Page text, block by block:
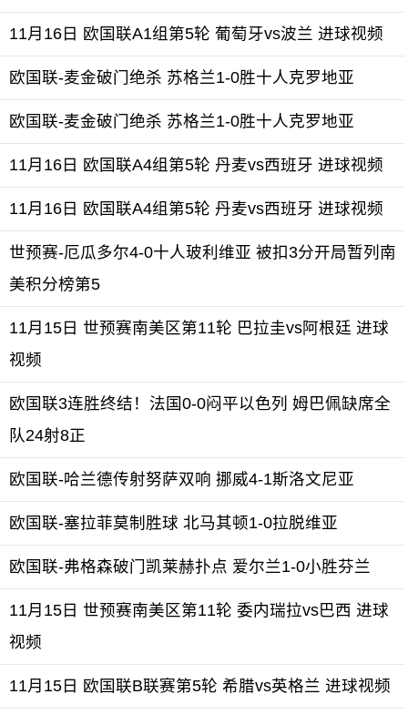
11月16日 欧国联A1组第5轮 葡萄牙vs波兰 进球视频
欧国联-麦金破门绝杀 苏格兰1-0胜十人克罗地亚
欧国联-麦金破门绝杀 苏格兰1-0胜十人克罗地亚
11月16日 欧国联A4组第5轮 丹麦vs西班牙 进球视频
11月16日 欧国联A4组第5轮 丹麦vs西班牙 进球视频
世预赛-厄瓜多尔4-0十人玻利维亚 被扣3分开局暂列南
美积分榜第5
11月15日 世预赛南美区第11轮 巴拉圭vs阿根廷 进球
视频
欧国联3连胜终结！法国0-0闷平以色列 姆巴佩缺席全
队24射8正
欧国联-哈兰德传射努萨双响 挪威4-1斯洛文尼亚
欧国联-塞拉菲莫制胜球 北马其顿1-0拉脱维亚
欧国联-弗格森破门凯莱赫扑点 爱尔兰1-0小胜芬兰
11月15日 世预赛南美区第11轮 委内瑞拉vs巴西 进球
视频
11月15日 欧国联B联赛第5轮 希腊vs英格兰 进球视频